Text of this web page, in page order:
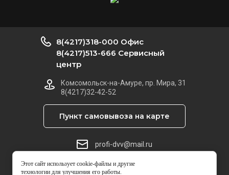
© 2014 - 2026 Техноцентр ПРОФИ
8(4217)318-000 Офис
8(4217)513-666 Сервисный
центр
Комсомольск-на-Амуре, пр. Мира, 31
8(4217)32-42-52
Пункт самовывоза на карте
profi-dvv@mail.ru
Этот сайт использует cookie-файлы и другие
технологии для улучшения его работы.